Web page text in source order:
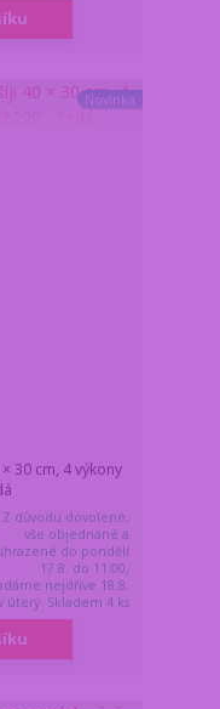
Novinka
30 cm, 4 výkony
Z důvodu dovolené,
vše objednané a
do pondělí
17.8. do 11:00,
nejdříve 18.8.
úterý. Skladem 4 ks